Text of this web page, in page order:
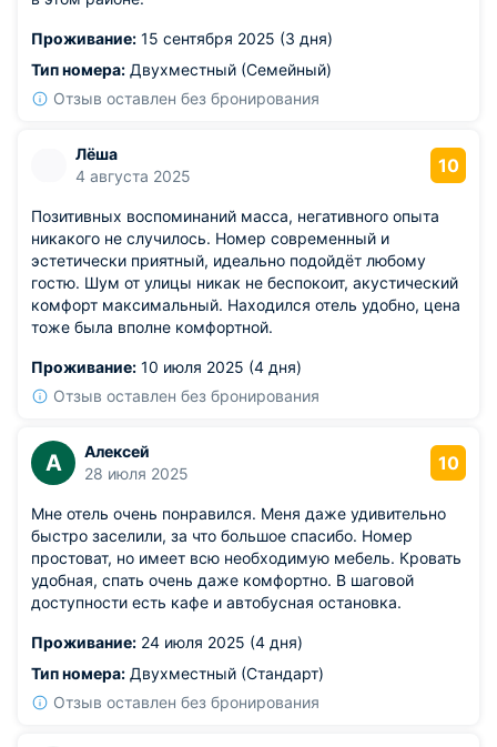
Проживание: 15 сентября 2025 (3 дня)
Тип номера: Двухместный (Семейный)
Отзыв оставлен без бронирования
Лёша
4 августа 2025
10
Позитивных воспоминаний масса, негативного опыта
никакого не случилось. Номер современный и
эстетически приятный, идеально подойдёт любому
гостю. Шум от улицы никак не беспокоит, акустический
комфорт максимальный. Находился отель удобно, цена
тоже была вполне комфортной.
Проживание: 10 июля 2025 (4 дня)
Отзыв оставлен без бронирования
А
Алексей
28 июля 2025
10
Мне отель очень понравился. Меня даже удивительно
быстро заселили, за что большое спасибо. Номер
простоват, но имеет всю необходимую мебель. Кровать
удобная, спать очень даже комфортно. В шаговой
доступности есть кафе и автобусная остановка.
Проживание: 24 июля 2025 (4 дня)
Тип номера: Двухместный (Стандарт)
Отзыв оставлен без бронирования